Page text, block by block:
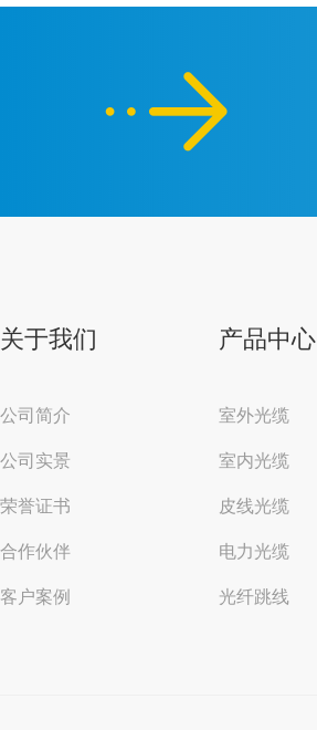

关于我们
公司简介
公司实景
荣誉证书
合作伙伴
客户案例
产品中心
室外光缆
室内光缆
皮线光缆
电力光缆
光纤跳线